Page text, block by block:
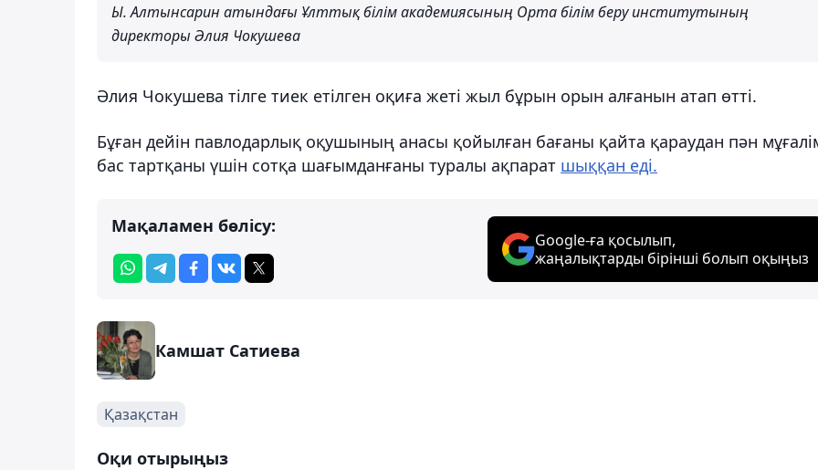
Ы. Алтынсарин атындағы Ұлттық білім академиясының Орта білім беру институтының
директоры Әлия Чокушева
Әлия Чокушева тілге тиек етілген оқиға жеті жыл бұрын орын алғанын атап өтті.
Бұған дейін павлодарлық оқушының анасы қойылған бағаны қайта қараудан пән
бас тартқаны үшін сотқа шағымданғаны туралы ақпарат шыққан еді.
Мақаламен бөлісу:
Google-ға қосылып,
жаңалықтарды бірінші болып оқыңыз
Камшат Сатиева
Қазақстан
Оқи отырыңыз